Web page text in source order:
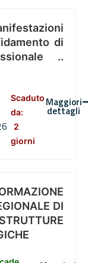
di
..
Scaduto
da:
2
giorni
Maggiori
dettagli
DI